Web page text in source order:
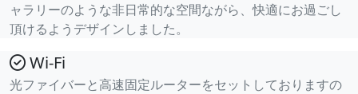
ャラリーのような非日常的な空間ながら、快適にお過ごし
頂けるようデザインしました。
Wi-Fi
光ファイバーと高速固定ルーターをセットしておりますの